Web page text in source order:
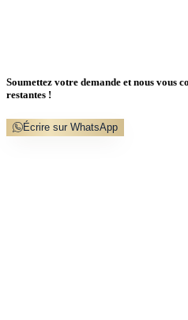
Soumettez votre demande et nous vous
restantes !
Écrire sur WhatsApp